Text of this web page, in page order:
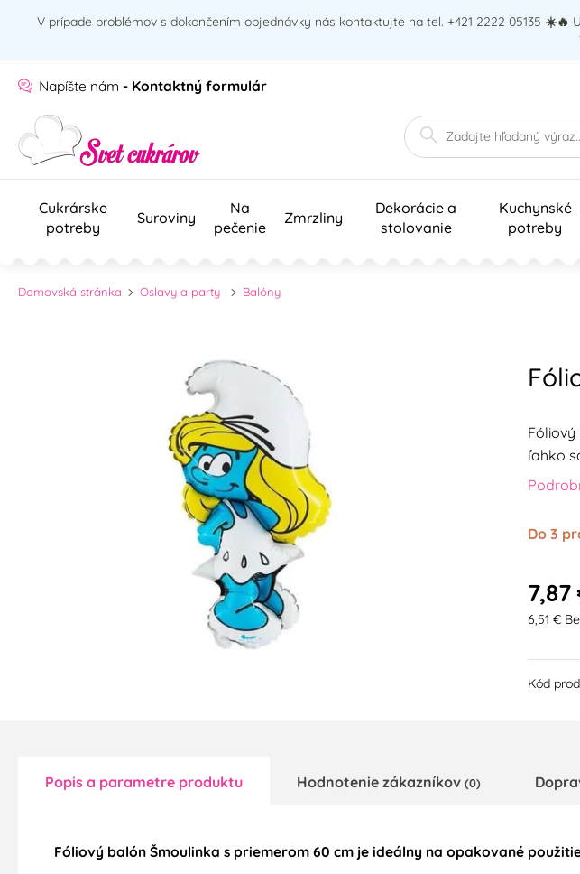
V prípade problémov s dokončením objednávky nás kontaktujte na tel. +421 2222 05135 ☀️🔥
Napíšte nám - Kontaktný formulár
Cukrárske
potreby
Suroviny
Na
pečenie
Zmrzliny
Dekorácie a
stolovanie
Kuchynské
potreby
Domovská stránka Oslavy a party Balóny
ľahko
Do 3
7,87
6,51 €
Kód
Popis a parametre produktu Hodnotenie zákazníkov (0)
Fóliový balón Šmoulinka s priemerom 60 cm je ideálny na opakované